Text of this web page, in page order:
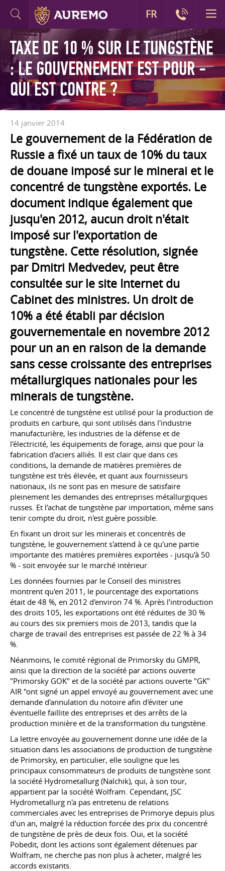
TAXE DE 10 % SUR LE TUNGSTÈNE
: LE GOUVERNEMENT EST POUR -
QUI EST CONTRE ?
14 janvier 2014
Le gouvernement de la Fédération de
Russie a fixé un taux de 10% du taux
de douane imposé sur le minerai et le
concentré de tungstène exportés. Le
document indique également que
jusqu'en 2012, aucun droit n'était
imposé sur l'exportation de
tungstène. Cette résolution, signée
par Dmitri Medvedev, peut être
consultée sur le site Internet du
Cabinet des ministres. Un droit de
10% a été établi par décision
gouvernementale en novembre 2012
pour un an en raison de la demande
sans cesse croissante des entreprises
métallurgiques nationales pour les
minerais de tungstène.
Le concentré de tungstène est utilisé pour la production de
produits en carbure, qui sont utilisés dans l'industrie
manufacturière, les industries de la défense et de
l'électricité, les équipements de forage, ainsi que pour la
fabrication d'aciers alliés. Il est clair que dans ces
conditions, la demande de matières premières de
tungstène est très élevée, et quant aux fournisseurs
nationaux, ils ne sont pas en mesure de satisfaire
pleinement les demandes des entreprises métallurgiques
russes. Et l'achat de tungstène par importation, même sans
tenir compte du droit, n'est guère possible.
En fixant un droit sur les minerais et concentrés de
tungstène, le gouvernement s'attend à ce qu'une partie
importante des matières premières exportées - jusqu'à 50
% - soit envoyée sur le marché intérieur.
Les données fournies par le Conseil des ministres
montrent qu'en 2011, le pourcentage des exportations
était de 48 %, en 2012 d'environ 74 %. Après l'introduction
des droits 105, les exportations ont été réduites de 30 %
au cours des six premiers mois de 2013, tandis que la
charge de travail des entreprises est passée de 22 % à 34
%.
Néanmoins, le comité régional de Primorsky du GMPR,
ainsi que la direction de la société par actions ouverte
"Primorsky GOK" et de la société par actions ouverte "GK"
AIR "ont signé un appel envoyé au gouvernement avec une
demande d'annulation du notoire afin d'éviter une
éventuelle faillite des entreprises et des arrêts de la
production minière et de la transformation du tungstène.
La lettre envoyée au gouvernement donne une idée de la
situation dans les associations de production de tungstène
de Primorsky, en particulier, elle souligne que les
principaux consommateurs de produits de tungstène sont
la société Hydrometallurg (Nalchik), qui, à son tour,
appartient par la société Wolfram. Cependant, JSC
Hydrometallurg n'a pas entretenu de relations
commerciales avec les entreprises de Primorye depuis plus
d'un an, malgré la réduction forcée des prix du concentré
de tungstène de près de deux fois. Oui, et la société
Pobedit, dont les actions sont également détenues par
Wolfram, ne cherche pas non plus à acheter, malgré les
accords existants.
FR